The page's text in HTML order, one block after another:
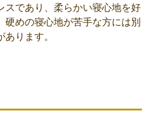
スであり、柔らかい寝心地を好
硬めの寝心地が苦手な方には別
ります。